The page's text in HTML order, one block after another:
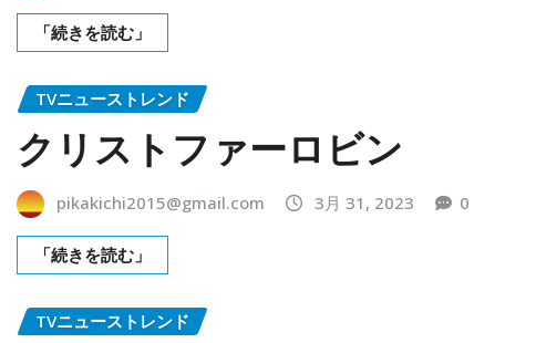
「続きを読む」
TVニューストレンド
クリストファーロビン
pikakichi2015@gmail.com 3月 31, 2023 0
「続きを読む」
TVニューストレンド